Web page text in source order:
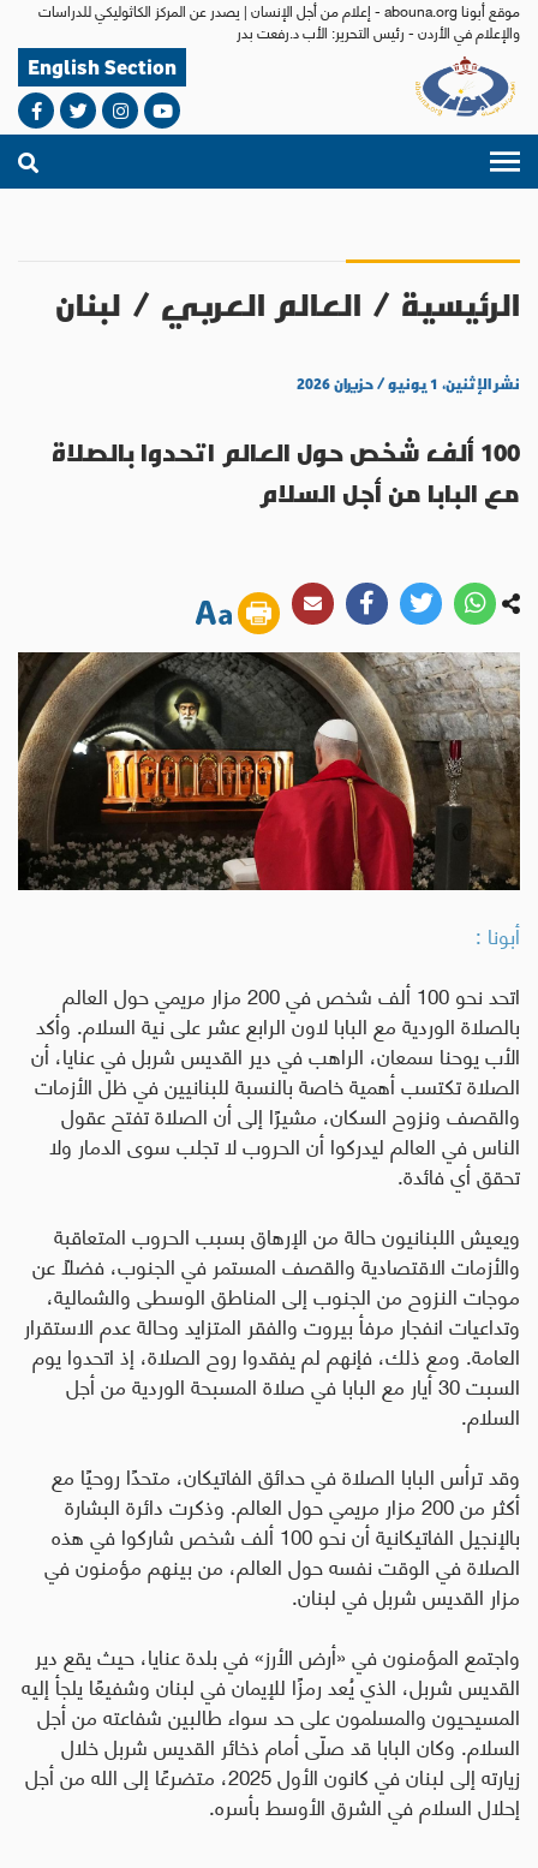
موقع أبونا abouna.org - إعلام من أجل الإنسان | يصدر عن المركز الكاثوليكي للدراسات
والإعلام في الأردن - رئيس التحرير: الأب د.رفعت بدر
English Section
الرئيسية / العالم العربي / لبنان
نشر الإثنين، ١ يونيو / حزيران ٢٠٢٦
100 ألف شخص حول العالم اتحدوا بالصلاة
مع البابا من أجل السلام
أبونا :
اتحد نحو 100 ألف شخص في 200 مزار مريمي حول العالم
بالصلاة الوردية مع البابا لاون الرابع عشر على نية السلام. وأكد
الأب يوحنا سمعان، الراهب في دير القديس شربل في عنايا، أن
الصلاة تكتسب أهمية خاصة بالنسبة للبنانيين في ظل الأزمات
والقصف ونزوح السكان، مشيرًا إلى أن الصلاة تفتح عقول
الناس في العالم ليدركوا أن الحروب لا تجلب سوى الدمار ولا
تحقق أي فائدة.
ويعيش اللبنانيون حالة من الإرهاق بسبب الحروب المتعاقبة
والأزمات الاقتصادية والقصف المستمر في الجنوب، فضلًا عن
موجات النزوح من الجنوب إلى المناطق الوسطى والشمالية،
وتداعيات انفجار مرفأ بيروت والفقر المتزايد وحالة عدم الاستقرار
العامة. ومع ذلك، فإنهم لم يفقدوا روح الصلاة، إذ اتحدوا يوم
السبت 30 أيار مع البابا في صلاة المسبحة الوردية من أجل
السلام.
وقد ترأس البابا الصلاة في حدائق الفاتيكان، متحدًا روحيًا مع
أكثر من 200 مزار مريمي حول العالم. وذكرت دائرة البشارة
بالإنجيل الفاتيكانية أن نحو 100 ألف شخص شاركوا في هذه
الصلاة في الوقت نفسه حول العالم، من بينهم مؤمنون في
مزار القديس شربل في لبنان.
واجتمع المؤمنون في «أرض الأرز» في بلدة عنايا، حيث يقع دير
القديس شربل، الذي يُعد رمزًا للإيمان في لبنان وشفيعًا يلجأ إليه
المسيحيون والمسلمون على حد سواء طالبين شفاعته من أجل
السلام. وكان البابا قد صلّى أمام ذخائر القديس شربل خلال
زيارته إلى لبنان في كانون الأول 2025، متضرعًا إلى الله من أجل
إحلال السلام في الشرق الأوسط بأسره.